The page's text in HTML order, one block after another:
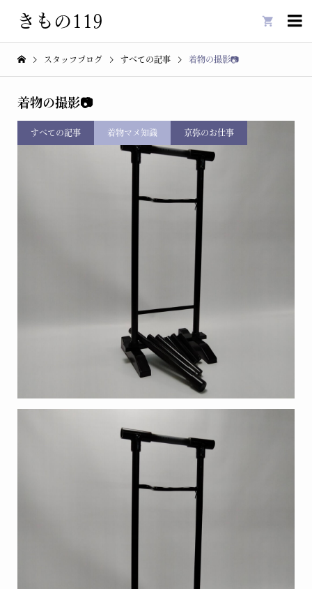
きもの119 
スタッフブログ すべての記事 着物の撮影📷
着物の撮影📷
すべての記事 着物マメ知識 京弥のお仕事